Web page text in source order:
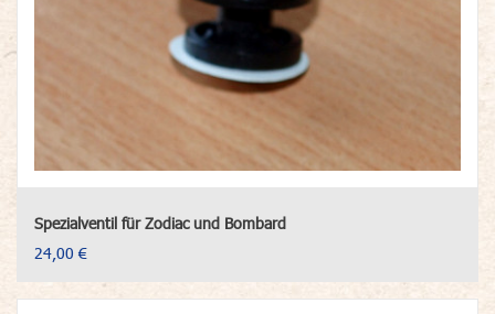
Spezialventil für Zodiac und Bombard
24,00 €